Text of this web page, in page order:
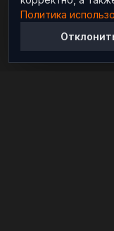
Политика